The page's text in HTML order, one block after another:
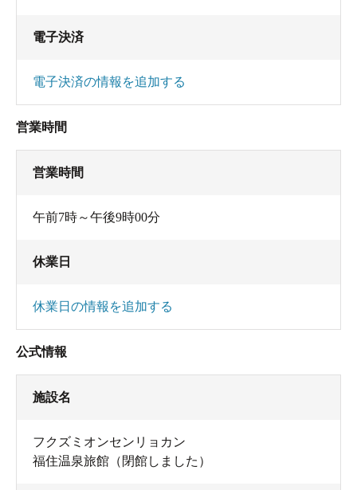
電子決済
電子決済の情報を追加する
営業時間
営業時間
午前7時～午後9時00分
休業日
休業日の情報を追加する
公式情報
施設名
フクズミオンセンリョカン
福住温泉旅館（閉館しました）